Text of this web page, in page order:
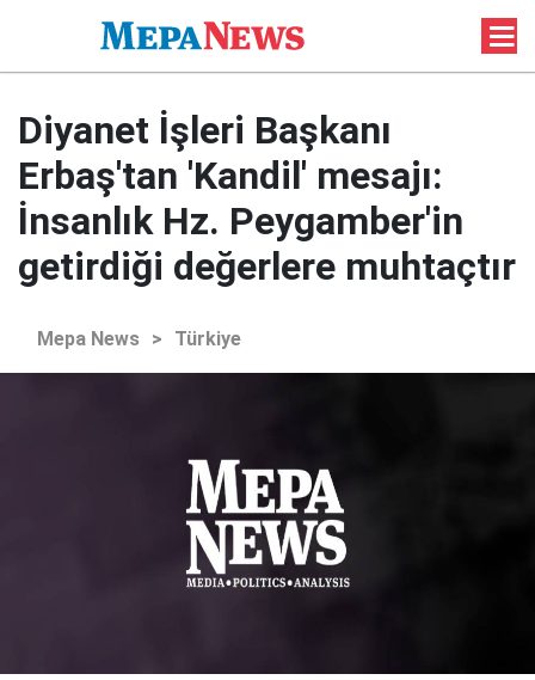
Diyanet İşleri Başkanı
Erbaş'tan 'Kandil' mesajı:
İnsanlık Hz. Peygamber'in
getirdiği değerlere muhtaçtır
Mepa News > Türkiye